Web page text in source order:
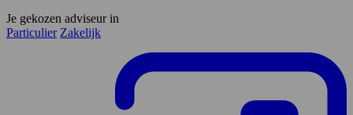
Je gekozen adviseur in
Particulier Zakelijk